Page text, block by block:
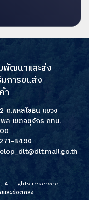
พัฒนาและส่ง
มการขนส่ง
า
ถ.พหลโยธิน แขวง
ล เขตจตุจักร กทม.
8490
All rights reserved.
ขและข้อตกลง